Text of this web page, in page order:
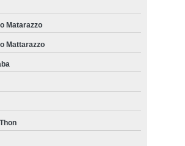
Matarazzo
Mattarazzo